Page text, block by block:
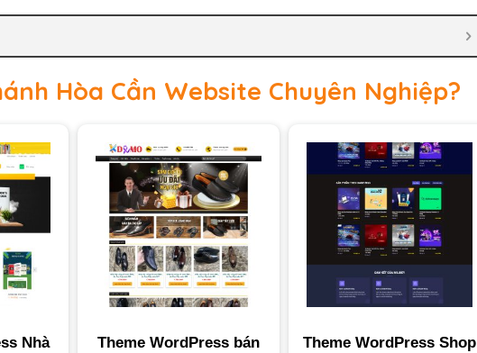
Hòa Cần Website Chuyên Nghiệp?
Nhà
Theme WordPress bán
Theme WordPress Shop